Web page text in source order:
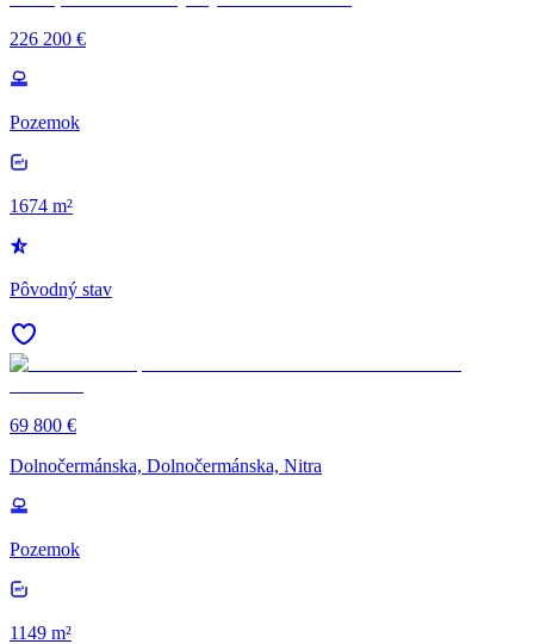
226 200 €
Pozemok
1674 m²
Pôvodný stav
69 800 €
Dolnočermánska, Dolnočermánska, Nitra
Pozemok
1149 m²